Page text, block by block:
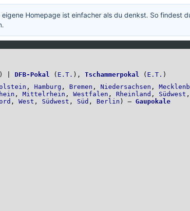
) | DFB-Pokal ( E.T. ), Tschammerpokal ( E.T. )
, Hamburg , Bremen , Niedersachsen ,
, Mittelrhein , Westfalen , Rheinland , Südwest ,
, West , Südwest , Süd , Berlin ) – Gaupokale
eigene Homepage ist einfacher als du denkst. So findest